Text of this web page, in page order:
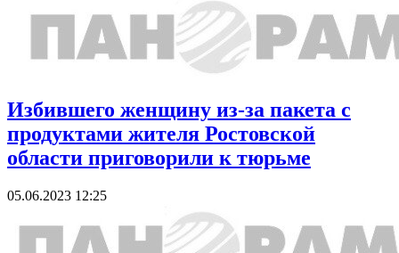
Избившего женщину из-за пакета с
продуктами жителя Ростовской
области приговорили к тюрьме
05.06.2023 12:25